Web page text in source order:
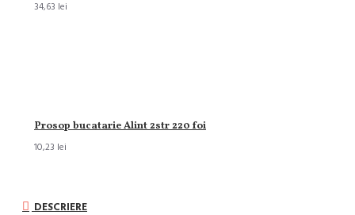
34,63 lei
Prosop bucatarie Alint 2str 220 foi
10,23 lei
DESCRIERE